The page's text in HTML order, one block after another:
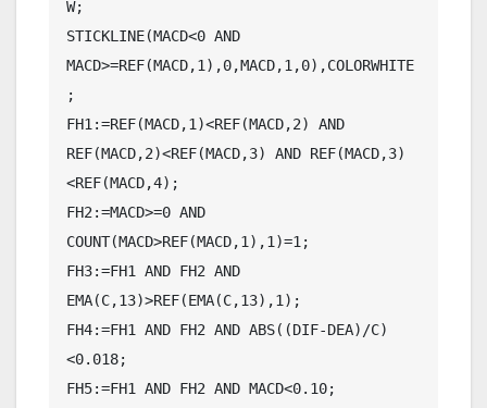
W;
STICKLINE(MACD<0 AND
MACD>=REF(MACD,1),0,MACD,1,0),COLORWHITE
;
FH1:=REF(MACD,1)<REF(MACD,2) AND
REF(MACD,2)<REF(MACD,3) AND REF(MACD,3)
<REF(MACD,4);
FH2:=MACD>=0 AND
COUNT(MACD>REF(MACD,1),1)=1;
FH3:=FH1 AND FH2 AND
EMA(C,13)>REF(EMA(C,13),1);
FH4:=FH1 AND FH2 AND ABS((DIF-DEA)/C)
<0.018;
FH5:=FH1 AND FH2 AND MACD<0.10;